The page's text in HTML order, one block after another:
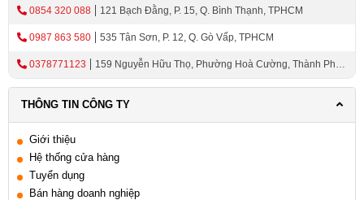
thông thường, giúp giảm thiểu tác động đến
Tiết kiệm diện tích
trại. Máy rửa bát kích thước nhỏ giúp tận dụng
0854 320 088 121 Bạch Đằng, P. 15, Q. Bình Thạnh, TPHCM
0987 863 580 535 Tân Sơn, P. 12, Q. Gò Vấp, TPHCM
0378771123
159 Nguyễn Hữu Thọ, Phường Hoà Cường, Thành Phố
THÔNG TIN CÔNG TY
Giới thiệu
Hệ thống cửa hàng
Tuyển dụng
Bán hàng doanh nghiệp